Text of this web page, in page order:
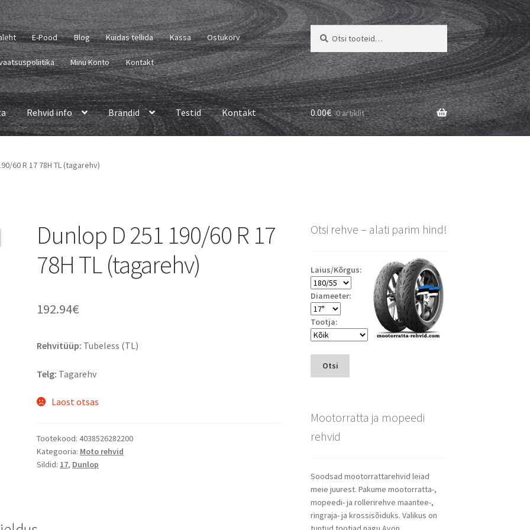
E-Pood Blog Kuidas tellida Kassa Ostukorv
Minu Konto Kontakt
Otsi:
Otsi
Rehvid info Brändid Testid Kontakt 0.00€ 0 artiklit
60 R 17 78H TL (tagarehv)
Dunlop D 251 190/60 R 17
78H TL (tagarehv)
192.94€
Rehvitüüp: Tubeless (TL)
Telg: Tagarehv
Laost otsas
Tootekood:4038526282200
Kategooria: Moto rehvid
Sildid: 17, Dunlop
Otsi rehve – alati parim hind!
Laius/Kõrgus:
Diameeter:
Tootja:
Otsi
Mootorratta ja mopeedi
rehvid
Soodsad mootorrattarehvid leiad
meie juurest. Pakume mootorratta-,
mopeedi- ja rollerirehve maantee-,
ringraja- ja krossisõiduks. Valikus on